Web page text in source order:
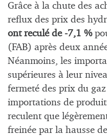
Grâce à la chute des
reflux des prix des
ont reculé de -7,1 %
(FAB) après deux
Néanmoins, les
supérieures à leur
fermeté des prix du
importations de
reculent que
freinée par la hausse